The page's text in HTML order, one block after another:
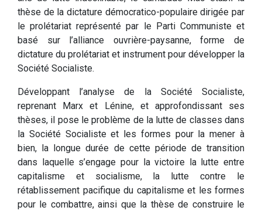
thèse de la dictature démocratico-populaire dirigée par
le prolétariat représenté par le Parti Communiste et
basé sur l’alliance ouvrière-paysanne, forme de
dictature du prolétariat et instrument pour développer la
Société Socialiste.
Développant l’analyse de la Société Socialiste,
reprenant Marx et Lénine, et approfondissant ses
thèses, il pose le problème de la lutte de classes dans
la Société Socialiste et les formes pour la mener à
bien, la longue durée de cette période de transition
dans laquelle s’engage pour la victoire la lutte entre
capitalisme et socialisme, la lutte contre le
rétablissement pacifique du capitalisme et les formes
pour le combattre, ainsi que la thèse de construire le